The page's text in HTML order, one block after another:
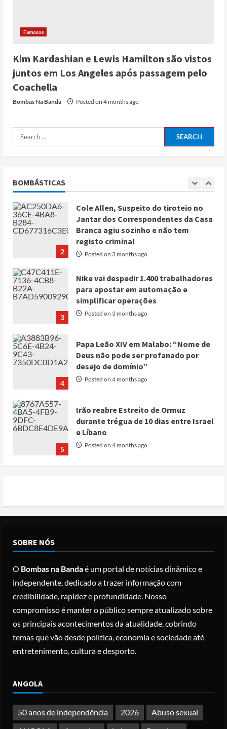
Famosos
Kim Kardashian e Lewis Hamilton são vistos
juntos em Los Angeles após passagem pelo
Coachella
Bombas Na Banda Posted on 4 months ago
BOMBÁSTICAS
Irão reabre Estreito de Ormuz
e Líbano
1
2
Cole Allen, Suspeito do tiroteio no
Jantar dos Correspondentes da Casa
Branca agiu sozinho e não tem
registo criminal
Posted on 3 months ago
3
Nike vai despedir 1.400 trabalhadores
para apostar em automação e
simplificar operações
Posted on 3 months ago
4
Papa Leão XIV em Malabo: “Nome de
Deus não pode ser profanado por
desejo de domínio”
Posted on 4 months ago
5
Irão reabre Estreito de Ormuz
durante trégua de 10 dias entre Israel
e Líbano
Posted on 4 months ago
1
Posted on 3 months ago
2
registo criminal
Posted on 3 months ago
3
Nike vai despedir 1.400 trabalhadores
para apostar em automação e
simplificar operações
Posted on 3 months ago
4
desejo de domínio”
Posted on 4 months ago
SOBRE NÓS
O Bombas na Bandaé um portal de notícias dinâmico e
independente, dedicado a trazer informação com
credibilidade, rapidez e profundidade. Nosso
compromisso é manter o público sempre atualizado sobre
os principais acontecimentos da atualidade, cobrindo
temas que vão desde política, economia e sociedade até
entretenimento, cultura e desporto.
ANGOLA
50 anos de independência 2026
Abuso sexual